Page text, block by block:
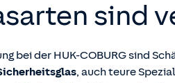
sind
bei der HUK-COBURG sind
, auch teure